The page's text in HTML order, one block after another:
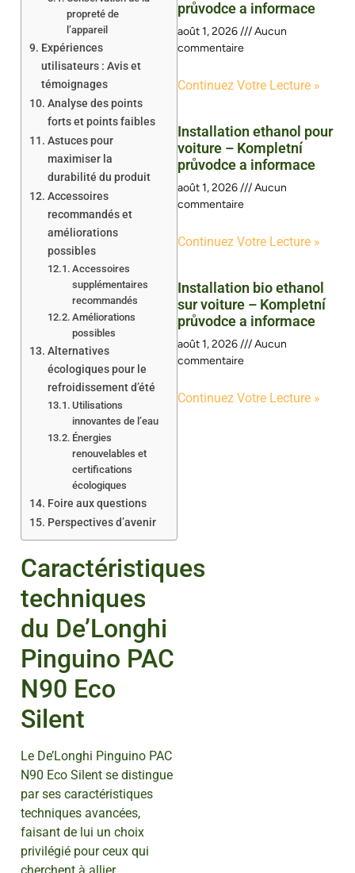
propreté de
l’appareil
Expériences
utilisateurs : Avis et
témoignages
Analyse des points
forts et points faibles
Astuces pour
maximiser la
durabilité du produit
Accessoires
recommandés et
améliorations
possibles
Accessoires
supplémentaires
recommandés
Améliorations
possibles
Alternatives
écologiques pour le
refroidissement d’été
Utilisations
innovantes de l’eau
Énergies
renouvelables et
certifications
écologiques
Foire aux questions
Perspectives d’avenir
Caractéristiques
techniques
du De’Longhi
Pinguino PAC
N90 Eco
Silent
Le De’Longhi Pinguino PAC
N90 Eco Silent se distingue
par ses caractéristiques
techniques avancées,
faisant de lui un choix
privilégié pour ceux qui
průvodce a informace
août 1, 2026
Aucun
commentaire
Continuez Votre Lecture »
Installation ethanol pour
voiture – Kompletní
průvodce a informace
août 1, 2026
Aucun
commentaire
Continuez Votre Lecture »
Installation bio ethanol
sur voiture – Kompletní
průvodce a informace
août 1, 2026
Aucun
commentaire
Continuez Votre Lecture »